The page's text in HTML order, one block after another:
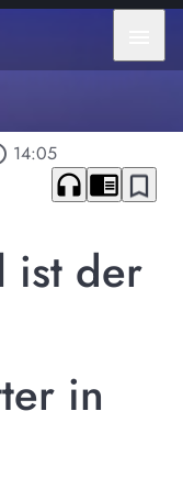
14:05
headphones chrome_reader_mode bookmark_border
ist der
in